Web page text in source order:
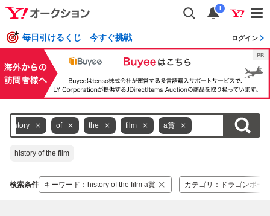
i
毎日引けるくじ 今すぐ挑戦 ログイン
history of the film a賞
history of the film
検索条件 キーワード ： history of the film a賞 カテゴリ ： ドラゴンボー